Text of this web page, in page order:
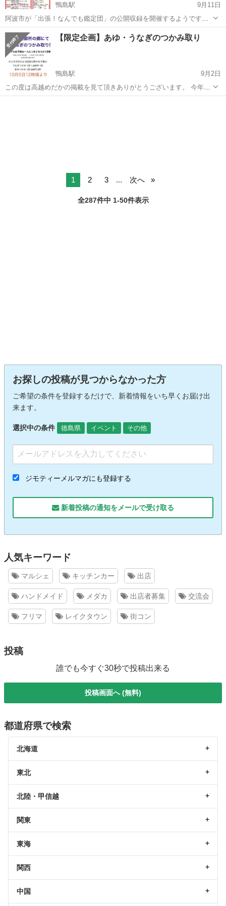
鴨島駅
9月11日
阿波市が「出張！なんでも鑑定団」の公開収録を開催するようです！
お宝を持ってる方は、ぜひ応募してみては！
徳島 鴨島駅 その他 お宝
【限定企画】あゆ・うなぎのつかみ取り
鴨島駅
9月2日
この度は高越めだかの掲載を見て頂きありがとうございます。 今年も
徳島県でめだか大好きオヤジイベントを開催させていただきます！ 今
1 2 3 ... 次へ
全287件中 1-50件表示
お探しの投稿が見つからなかった方
ご希望の条件を登録するだけで、新着情報をいち早くお届け出
来ます。
選択中の条件 徳島県 イベント その他
ジモティーメルマガにも登録する
新着投稿の通知をメールで受け取る
人気キーワード
マルシェ キッチンカー 出店
ハンドメイド メダカ 出店者募集 交流会
フリマ レイクタウン 街コン
投稿
誰でも今すぐ30秒で投稿出来る
投稿画面へ (無料)
都道府県で検索
北海道
東北
北陸・甲信越
関東
東海
関西
中国